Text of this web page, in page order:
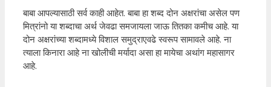
बाबा आपल्यासाठी सर्व काही आहेत. बाबा हा शब्द दोन अक्षरांचा असेल पण
मित्रांनो या शब्दाचा अर्थ जेवढा समजायला जाऊ तितका कमीच आहे. या
दोन अक्षरांच्या शब्दामध्ये विशाल समुद्राएवढे स्वरूप सामावले आहे. ना
त्याला किनारा आहे ना खोलीची मर्यादा असा हा मायेचा अथांग महासागर
आहे.